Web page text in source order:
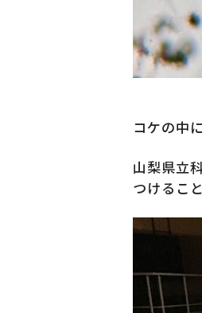
コケの中
山梨県立
つけるこ